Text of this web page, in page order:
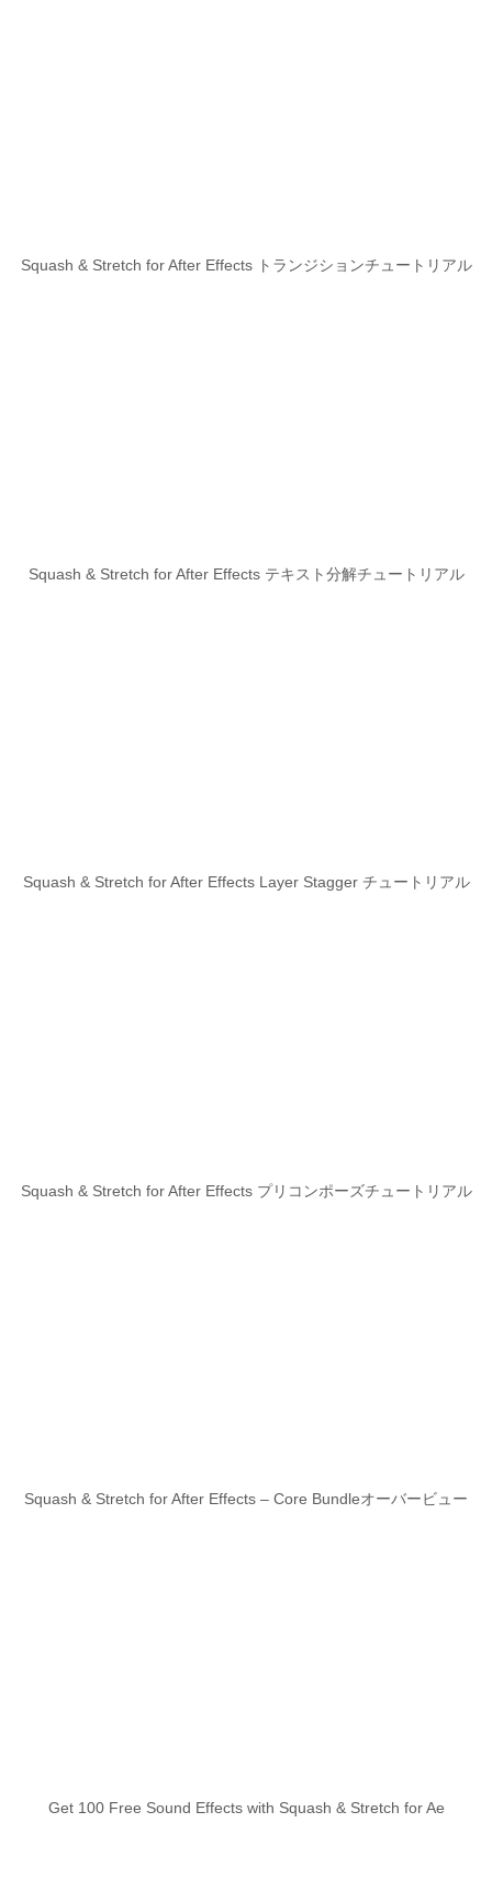
Squash & Stretch for After Effects トランジションチュートリアル
Squash & Stretch for After Effects テキスト分解チュートリアル
Squash & Stretch for After Effects Layer Stagger チュートリアル
Squash & Stretch for After Effects プリコンポーズチュートリアル
Squash & Stretch for After Effects – Core Bundleオーバービュー
Get 100 Free Sound Effects with Squash & Stretch for Ae